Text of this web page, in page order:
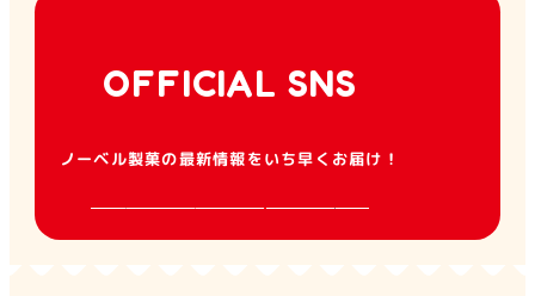
OFFICIAL SNS
ノーベル製菓の最新情報をいち早くお届け！